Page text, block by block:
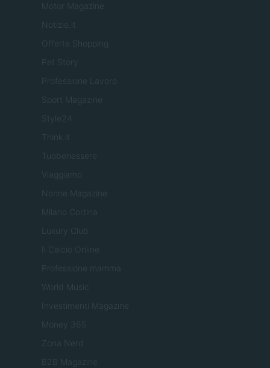
Motor Magazine
Notizie.it
Offerte Shopping
Pet Story
Professione Lavoro
Sport Magazine
Style24
Think.it
Tuobenessere
Viaggiamo
Nonne Magazine
Milano Cortina
Luxury Club
Il Calcio Online
Professione mamma
World Music
Investimenti Magazine
Money 365
Zona Nerd
B2B Magazine